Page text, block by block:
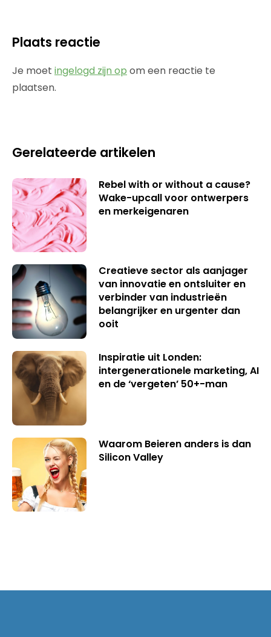
Plaats reactie
Je moet ingelogd zijn op om een reactie te
plaatsen.
Gerelateerde artikelen
Rebel with or without a cause?
Wake-upcall voor ontwerpers
en merkeigenaren
Creatieve sector als aanjager
van innovatie en ontsluiter en
verbinder van industrieën
belangrijker en urgenter dan
ooit
Inspiratie uit Londen:
intergenerationele marketing, AI
en de ‘vergeten’ 50+-man
Waarom Beieren anders is dan
Silicon Valley